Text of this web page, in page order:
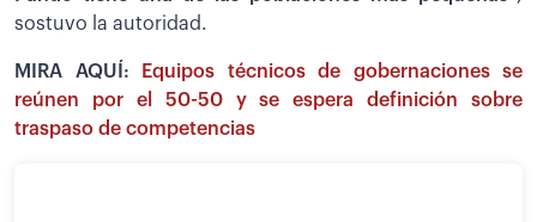
sostuvo la autoridad.
MIRA AQUÍ:
Equipos técnicos de gobernaciones se
reúnen por el 50-50 y se espera definición sobre
traspaso de competencias